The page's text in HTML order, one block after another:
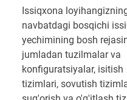
Issiqxona
navbatdagi bosqichi
yechimining bosh
jumladan tuzilmalar va
konfiguratsiyalar, isitish
tizimlari, sovutish